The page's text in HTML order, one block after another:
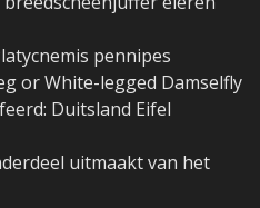
pennipes
or White-legged Damselfly
Duitsland Eifel
uitmaakt van het